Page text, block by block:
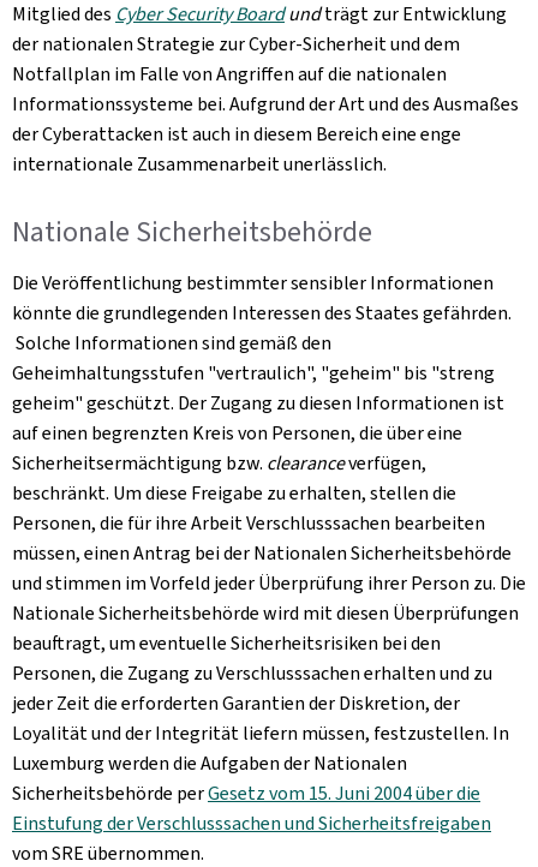
Mitglied des Cyber Security Boardundträgt zur Entwicklung
der nationalen Strategie zur Cyber-Sicherheit und dem
Notfallplan im Falle von Angriffen auf die nationalen
Informationssysteme bei. Aufgrund der Art und des Ausmaßes
der Cyberattacken ist auch in diesem Bereich eine enge
internationale Zusammenarbeit unerlässlich.
Nationale Sicherheitsbehörde
Die Veröffentlichung bestimmter sensibler Informationen
könnte die grundlegenden Interessen des Staates gefährden.
Solche Informationen sind gemäß den
Geheimhaltungsstufen "vertraulich", "geheim" bis "streng
geheim" geschützt. Der Zugang zu diesen Informationen ist
auf einen begrenzten Kreis von Personen, die über eine
Sicherheitsermächtigung bzw. clearanceverfügen,
beschränkt. Um diese Freigabe zu erhalten, stellen die
Personen, die für ihre Arbeit Verschlusssachen bearbeiten
müssen, einen Antrag bei der Nationalen Sicherheitsbehörde
und stimmen im Vorfeld jeder Überprüfung ihrer Person zu. Die
Nationale Sicherheitsbehörde wird mit diesen Überprüfungen
beauftragt, um eventuelle Sicherheitsrisiken bei den
Personen, die Zugang zu Verschlusssachen erhalten und zu
jeder Zeit die erforderten Garantien der Diskretion, der
Loyalität und der Integrität liefern müssen, festzustellen. In
Luxemburg werden die Aufgaben der Nationalen
Sicherheitsbehörde perGesetz vom 15. Juni 2004 über die
Einstufung der Verschlusssachen und Sicherheitsfreigaben
vom SRE übernommen.